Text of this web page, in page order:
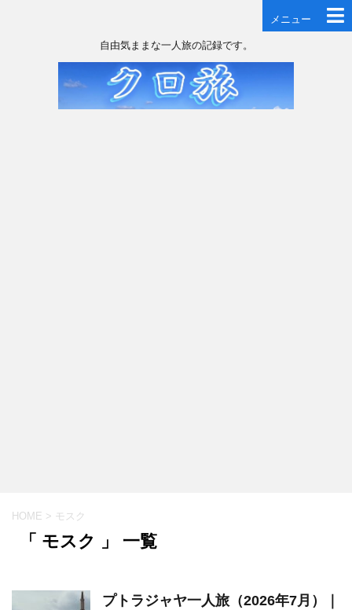
メニュー
自由気ままな一人旅の記録です。
HOME > モスク
「 モスク 」 一覧
プトラジャヤ一人旅（2026年7月）｜